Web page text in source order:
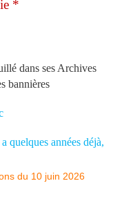
*
dans ses Archives
bannières
quelques années déjà,